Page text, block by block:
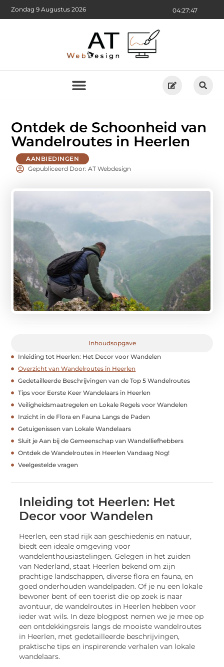
04:27:48
Zondag 9 Augustus 2026
Ontdek de Schoonheid van
Wandelroutes in Heerlen
AANBIEDINGEN
Gepubliceerd Door: AT Webdesign
Inhoudsopgave
Inleiding tot Heerlen: Het Decor voor Wandelen
Overzicht van Wandelroutes in Heerlen
Gedetailleerde Beschrijvingen van de Top 5 Wandelroutes
Tips voor Eerste Keer Wandelaars in Heerlen
Veiligheidsmaatregelen en Lokale Regels voor Wandelen
Inzicht in de Flora en Fauna Langs de Paden
Getuigenissen van Lokale Wandelaars
Sluit je Aan bij de Gemeenschap van Wandelliefhebbers
Ontdek de Wandelroutes in Heerlen Vandaag Nog!
Veelgestelde vragen
Inleiding tot Heerlen: Het
Decor voor Wandelen
Heerlen, een stad rijk aan geschiedenis en natuur,
biedt een ideale omgeving voor
wandelenthousiastelingen. Gelegen in het zuiden
van Nederland, staat Heerlen bekend om zijn
prachtige landschappen, diverse flora en fauna, en
goed onderhouden wandelpaden. Of je nu een lokale
bewoner bent of een toerist die op zoek is naar
avontuur, de wandelroutes in Heerlen hebben voor
ieder wat wils. In deze blogpost nemen we je mee op
een ontdekkingsreis langs de mooiste wandelroutes
in Heerlen, met gedetailleerde beschrijvingen,
praktische tips en inspirerende verhalen van lokale
wandelaars.